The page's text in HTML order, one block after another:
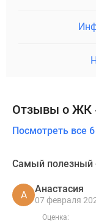
Отзывы о ЖК
Посмотреть все
Самый полезный
А
Анастасия
07 февраля
Оценка: